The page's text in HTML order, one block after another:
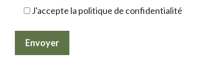
J'accepte la politique de confidentialité